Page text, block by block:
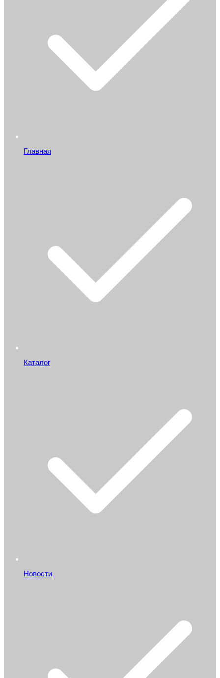
Главная
Каталог
Новости